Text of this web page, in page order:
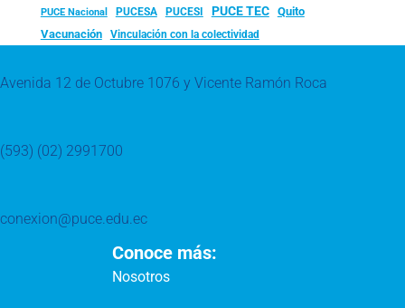
PUCE Nacional PUCESA PUCESI PUCE TEC
Quito
Vacunación
Vinculación con la colectividad
Avenida 12 de Octubre 1076 y Vicente Ramón Roca
(593) (02) 2991700
conexion@puce.edu.ec
Conoce más:
Nosotros